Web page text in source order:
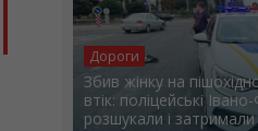
Дороги
Збив жінку на
втік: поліцейські
розшукали і